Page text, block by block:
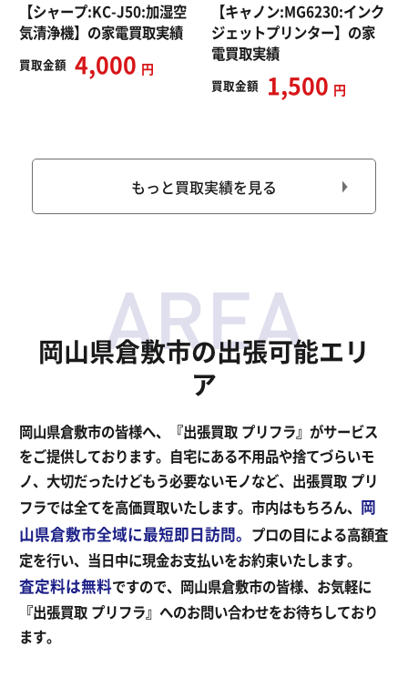
【シャープ:KC-J50:加湿空
気清浄機】の家電買取実績
買取金額 4,000 円
【キャノン:MG6230:インク
ジェットプリンター】の家
電買取実績
買取金額 1,500 円
もっと買取実績を見る
岡山県倉敷市の出張可能エリ
ア
岡山県倉敷市の皆様へ、『出張買取 プリフラ』がサービス
をご提供しております。自宅にある不用品や捨てづらいモ
ノ、大切だったけどもう必要ないモノなど、出張買取 プリ
フラでは全てを高価買取いたします。市内はもちろん、 岡
山県倉敷市全域に最短即日訪問。 プロの目による高額査
定を行い、当日中に現金お支払いをお約束いたします。
査定料は無料ですので、岡山県倉敷市の皆様、お気軽に
『出張買取 プリフラ』へのお問い合わせをお待ちしており
ます。